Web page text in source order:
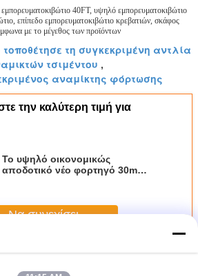
40FT, υψηλό εμπορευματοκιβώτιο
επίπεδο εμπορευματοκιβώτιο κρεβατιών, σκάφος
με το μέγεθος των προϊόντων
τη συγκεκριμένη αντλία
τσιμέντου ,
αναμίκτης φόρτωσης
την καλύτερη τιμή για
Το υψηλό οικονομικώς
αποδοτικό νέο φορτηγό 30m
παραγωγή SYM5190THBDZ 120m
³ /hΝα συνεχίσει
εξοπλισμός κατασκευής